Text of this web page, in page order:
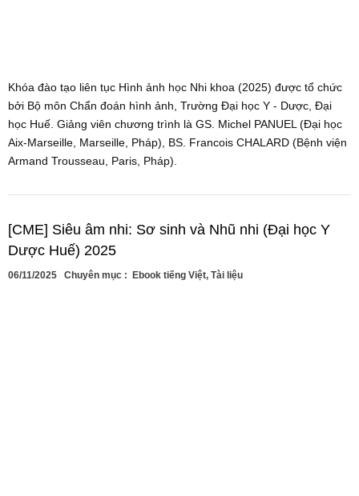
Khóa đào tạo liên tục Hình ảnh học Nhi khoa (2025) được tổ chức
bởi Bộ môn Chẩn đoán hình ảnh, Trường Đại học Y - Dược, Đại
học Huế. Giảng viên chương trình là GS. Michel PANUEL (Đại học
Aix-Marseille, Marseille, Pháp), BS. Francois CHALARD (Bệnh viện
Armand Trousseau, Paris, Pháp).
[CME] Siêu âm nhi: Sơ sinh và Nhũ nhi (Đại học Y
Dược Huế) 2025
06/11/2025 Chuyên mục : Ebook tiếng Việt, Tài liệu